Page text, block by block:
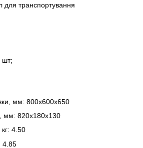
для транспортування
шт;
мм: 800х600х650
мм: 820х180х130
кг: 4.50
4.85